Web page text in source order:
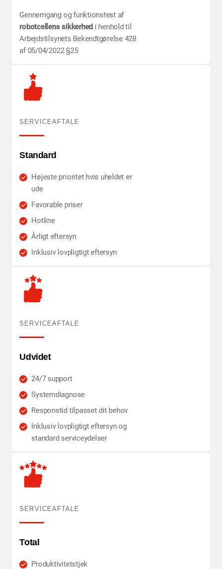
Gennemgang og funktionstest af
robotcellens sikkerhed i henhold til
Arbejdstilsynets Bekendtgørelse 428
af 05/04/2022 §25
SERVICEAFTALE
Standard
Højeste prioritet hvis uheldet er
ude
Favorable priser
Hotline
Årligt eftersyn
Inklusiv lovpligtigt eftersyn
SERVICEAFTALE
Udvidet
24/7 support
Systemdiagnose
Responstid tilpasset dit behov
Inklusiv lovpligtigt eftersyn og
standard serviceydelser
SERVICEAFTALE
Total
Produktivitetstjek